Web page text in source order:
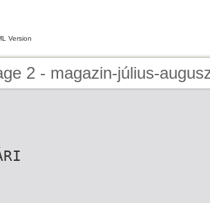
Version
2 - magazin-július-